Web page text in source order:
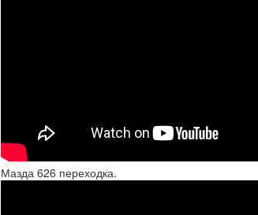
Мазда 626 переходка.